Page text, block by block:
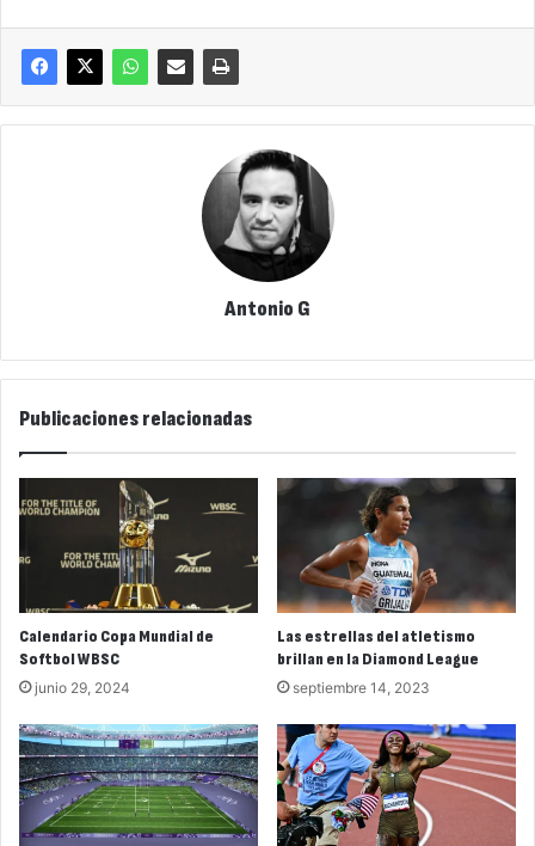
Antonio G
Publicaciones relacionadas
Calendario Copa Mundial de
Softbol WBSC
junio 29, 2024
Las estrellas del atletismo
brillan en la Diamond League
septiembre 14, 2023